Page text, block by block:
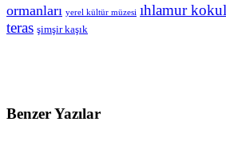
ormanları yerel kültür müzesi ıhlamur
teras şimşir kaşık
Benzer Yazılar